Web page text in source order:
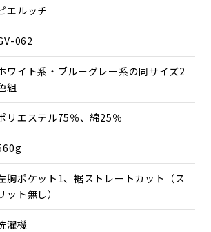
エルッチ
062
ワイト系・ブルーグレー系の同サイズ2
組
リエステル75％、綿25％
胸ポケット1、裾ストレートカット（ス
ット無し）
濯機